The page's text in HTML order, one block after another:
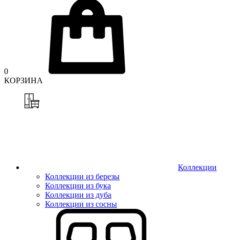
0
КОРЗИНА
Коллекции
Коллекции из березы
Коллекции из бука
Коллекции из дуба
Коллекции из сосны